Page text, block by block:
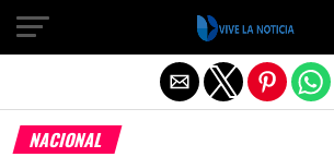
NACIONAL
Salir de la versión móvil